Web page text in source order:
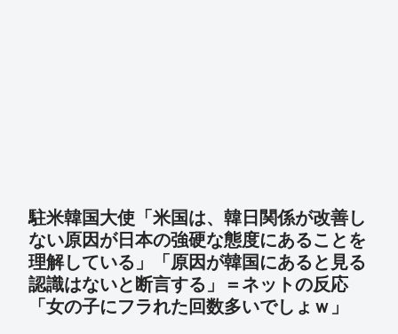
駐米韓国大使「米国は、韓日関係が改善し
ない原因が日本の強硬な態度にあることを
理解している」「原因が韓国にあると見る
認識はないと断言する」＝ネットの反応
「女の子にフラれた回数多いでしょｗ」